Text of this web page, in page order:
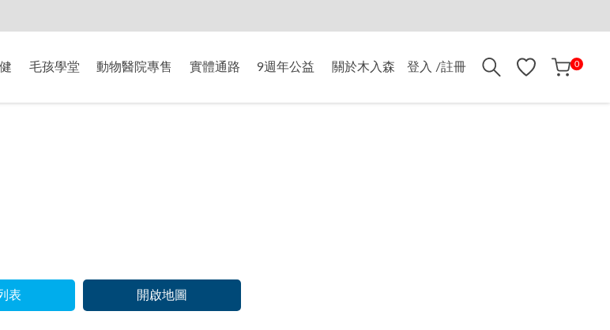
毛孩學堂 動物醫院專售 實體通路 9週年公益 關於木入森 登入 /註冊 0
表 開啟地圖